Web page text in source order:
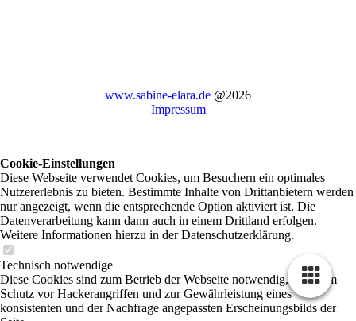
www.sabine-elara.de @2026
Impressum
Cookie-Einstellungen
Diese Webseite verwendet Cookies, um Besuchern ein optimales
Nutzererlebnis zu bieten. Bestimmte Inhalte von Drittanbietern werden
nur angezeigt, wenn die entsprechende Option aktiviert ist. Die
Datenverarbeitung kann dann auch in einem Drittland erfolgen.
Weitere Informationen hierzu in der Datenschutzerklärung.
Technisch notwendige
Diese Cookies sind zum Betrieb der Webseite notwendig, z.B. zum
Schutz vor Hackerangriffen und zur Gewährleistung eines
konsistenten und der Nachfrage angepassten Erscheinungsbilds der